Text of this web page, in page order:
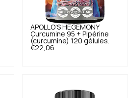
APOLLO'S HEGEMONY
Curcumine 95 + Pipérine
(curcumine) 120 gélules.
€22,06